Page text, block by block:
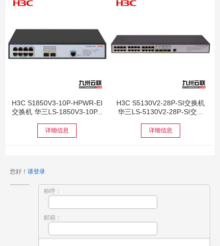
H3C S1850V3-10P-HPWR-EI
交换机 华三LS-1850V3-10P...
详细信息
H3C S5130V2-28P-SI交换机
华三LS-5130V2-28P-SI交...
详细信息
您好！ 请登录
称呼：
邮箱：